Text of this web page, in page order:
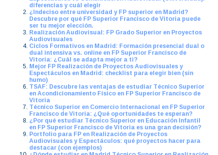
diferencias y cuál elegir
¿Indeciso entre universidad y FP superior en Madrid?
Descubre por qué FP Superior Francisco de Vitoria puede
ser tu mejor elección.
Realización Audiovisual: FP Grado Superior en Proyectos
Audiovisuales
Ciclos Formativos en Madrid: Formación presencial dual o
dual intensiva vs. online en FP Superior Francisco de
Vitoria: ¿Cuál se adapta mejor a ti?
Mejor FP Realización de Proyectos Audiovisuales y
Espectáculos en Madrid: checklist para elegir bien (sin
humo)
TSAF: Descubre las ventajas de estudiar Técnico Superior
en Acondicionamiento Físico en FP Superior Francisco de
Vitoria
Técnico Superior en Comercio Internacional en FP Superior
Francisco de Vitoria: ¿Qué oportunidades te esperan?
¿Por qué estudiar Técnico Superior en Educación Infantil
en FP Superior Francisco de Vitoria es una gran decisión?
Portfolio para FP en Realización de Proyectos
Audiovisuales y Espectáculos: qué proyectos hacer para
destacar (con ejemplos)